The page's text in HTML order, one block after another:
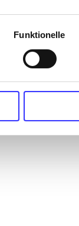
Funktionelle